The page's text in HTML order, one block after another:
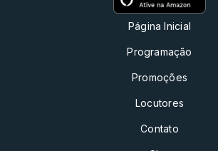
Página Inicial
Programação
Promoções
Locutores
Contato